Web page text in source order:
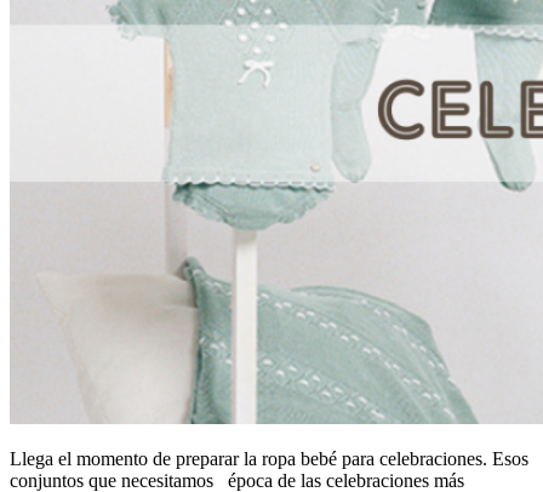
Llega el momento de preparar la ropa bebé para celebraciones. Esos
conjuntos que necesitamos época de las celebraciones más